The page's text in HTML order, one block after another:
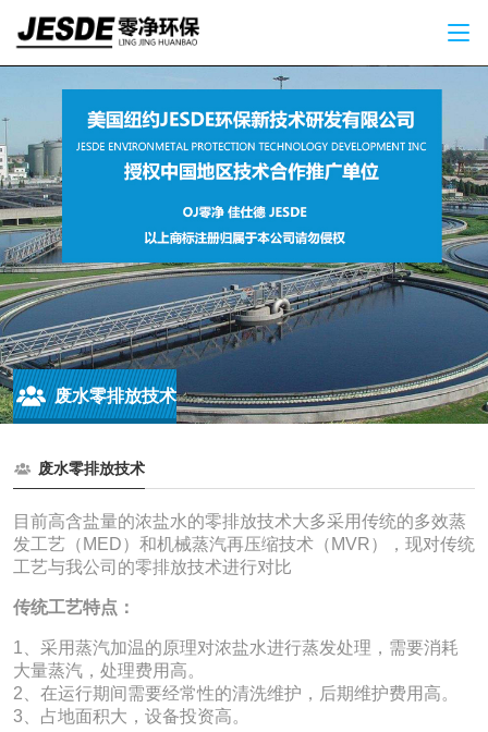
废水零排放技术
废水零排放技术
目前高含盐量的浓盐水的零排放技术大多采用传统的多效蒸
发工艺（MED）和机械蒸汽再压缩技术（MVR），现对传统
工艺与我公司的零排放技术进行对比
传统工艺特点：
1、采用蒸汽加温的原理对浓盐水进行蒸发处理，需要消耗
大量蒸汽，处理费用高。
2、在运行期间需要经常性的清洗维护，后期维护费用高。
3、占地面积大，设备投资高。